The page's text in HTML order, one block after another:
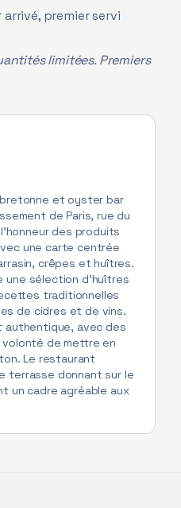
premier servi
limitées. Premiers
et oyster bar
de Paris, rue du
des produits
une carte centrée
crêpes et huîtres.
une sélection d’huîtres
traditionnelles
de cidres et de vins.
authentique, avec des
de mettre en
Le restaurant
terrasse donnant sur le
un cadre agréable aux